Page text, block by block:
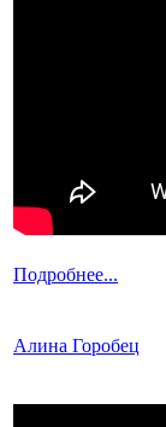
Подробнее...
Алина Горобец